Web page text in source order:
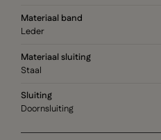
Materiaal band
Leder
Materiaal sluiting
Staal
Sluiting
Doornsluiting